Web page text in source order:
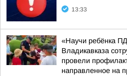
13:33
«Научи ребёнка
Владикавказа
провели
направленное на